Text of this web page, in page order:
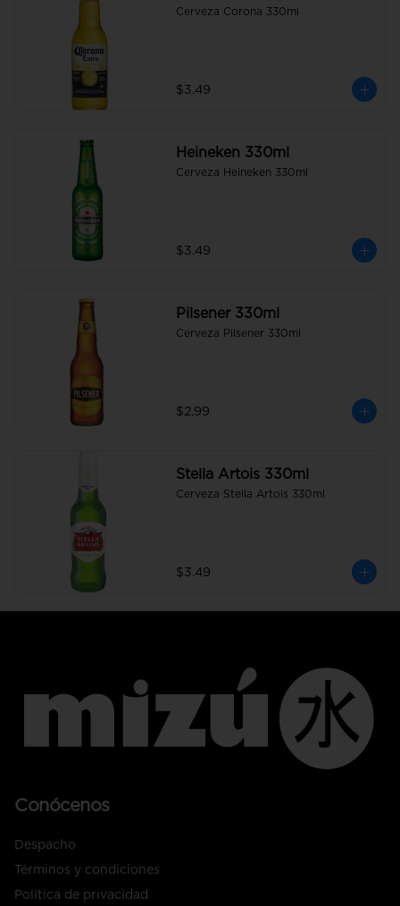
Cerveza Corona 330ml
$3.49
Heineken 330ml
Cerveza Heineken 330ml
$3.49
Pilsener 330ml
Cerveza Pilsener 330ml
$2.99
Stella Artois 330ml
Cerveza Stella Artois 330ml
$3.49
Conócenos
Despacho
Términos y condiciones
Política de privacidad